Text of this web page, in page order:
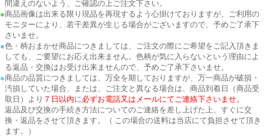
間違えのないよう、ご確認の上ご注文下さい。
●商品画像は出来る限り現品を再現するよう心掛けておりますが、ご利用の
モニターにより、若干差異が生じる場合がございますので、予めご了承下
さいませ。
●色・柄おまかせ商品につきましては、ご注文の際にご希望をご記入頂きま
しても、ご要望にお応え出来ません。色柄が気に入らないという理由によ
る返品・交換はお受け出来ませんので、予めご了承下さいませ。
●商品の品質につきましては、万全を期しておりますが、万一商品が破損・
汚損していた場合、または、ご注文と異なる場合は、商品到着日（商品受
取日）より ７日以内に 必ずお電話又はメールにてご連絡下さいませ。
返品及び交換の手続き方法についてのご連絡を差し上げた上、すぐに交
換・返品をさせて頂きます。（ この場合の送料は当店にて負担させて頂き
ます。）